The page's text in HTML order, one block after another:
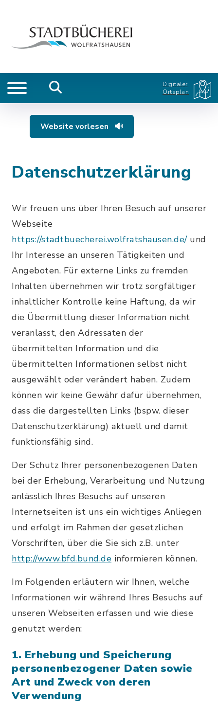
Digitaler
Ortsplan
Website vorlesen
Datenschutzerklärung
Wir freuen uns über Ihren Besuch auf unserer
Webseite
https://stadtbuecherei.wolfratshausen.de/und
Ihr Interesse an unseren Tätigkeiten und
Angeboten. Für externe Links zu fremden
Inhalten übernehmen wir trotz sorgfältiger
inhaltlicher Kontrolle keine Haftung, da wir
die Übermittlung dieser Information nicht
veranlasst, den Adressaten der
übermittelten Information und die
übermittelten Informationen selbst nicht
ausgewählt oder verändert haben. Zudem
können wir keine Gewähr dafür übernehmen,
dass die dargestellten Links (bspw. dieser
Datenschutzerklärung) aktuell und damit
funktionsfähig sind.
Der Schutz Ihrer personenbezogenen Daten
bei der Erhebung, Verarbeitung und Nutzung
anlässlich Ihres Besuchs auf unseren
Internetseiten ist uns ein wichtiges Anliegen
und erfolgt im Rahmen der gesetzlichen
Vorschriften, über die Sie sich z.B. unter
http://www.bfd.bund.de informieren können.
Im Folgenden erläutern wir Ihnen, welche
Informationen wir während Ihres Besuchs auf
unseren Webseiten erfassen und wie diese
genutzt werden:
1. Erhebung und Speicherung
personenbezogener Daten sowie
Art und Zweck von deren
Verwendung